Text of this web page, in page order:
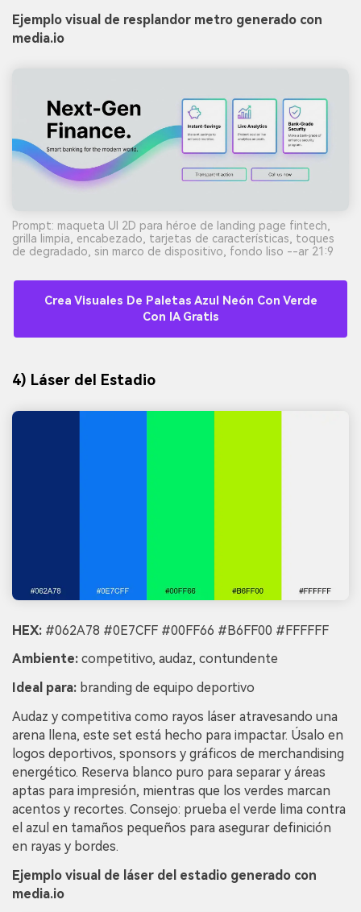
Ejemplo visual de resplandor metro generado con
media.io
Prompt: maqueta UI 2D para héroe de landing page fintech,
grilla limpia, encabezado, tarjetas de características, toques
de degradado, sin marco de dispositivo, fondo liso --ar 21:9
Crea Visuales De Paletas Azul Neón Con Verde
Con IA Gratis
4) Láser del Estadio
HEX: #062A78 #0E7CFF #00FF66 #B6FF00 #FFFFFF
Ambiente: competitivo, audaz, contundente
Ideal para: branding de equipo deportivo
Audaz y competitiva como rayos láser atravesando una
arena llena, este set está hecho para impactar. Úsalo en
logos deportivos, sponsors y gráficos de merchandising
energético. Reserva blanco puro para separar y áreas
aptas para impresión, mientras que los verdes marcan
acentos y recortes. Consejo: prueba el verde lima contra
el azul en tamaños pequeños para asegurar definición
en rayas y bordes.
Ejemplo visual de láser del estadio generado con
media.io